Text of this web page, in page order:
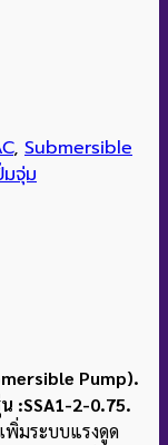
, Submersible
จุ่ม
Pump).
:SSA1-2-0.75.
พิ่มระบบแรงดูด